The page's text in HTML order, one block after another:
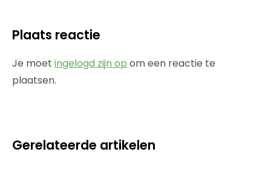
Plaats reactie
Je moet ingelogd zijn op om een reactie te
plaatsen.
Gerelateerde artikelen